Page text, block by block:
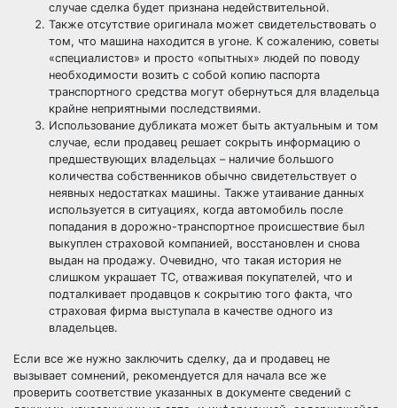
случае сделка будет признана недействительной.
Также отсутствие оригинала может свидетельствовать о
том, что машина находится в угоне. К сожалению, советы
«специалистов» и просто «опытных» людей по поводу
необходимости возить с собой копию паспорта
транспортного средства могут обернуться для владельца
крайне неприятными последствиями.
Использование дубликата может быть актуальным и том
случае, если продавец решает сокрыть информацию о
предшествующих владельцах – наличие большого
количества собственников обычно свидетельствует о
неявных недостатках машины. Также утаивание данных
используется в ситуациях, когда автомобиль после
попадания в дорожно-транспортное происшествие был
выкуплен страховой компанией, восстановлен и снова
выдан на продажу. Очевидно, что такая история не
слишком украшает ТС, отваживая покупателей, что и
подталкивает продавцов к сокрытию того факта, что
страховая фирма выступала в качестве одного из
владельцев.
Если все же нужно заключить сделку, да и продавец не
вызывает сомнений, рекомендуется для начала все же
проверить соответствие указанных в документе сведений с